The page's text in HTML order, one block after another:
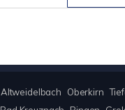
Altweidelbach Oberkirn